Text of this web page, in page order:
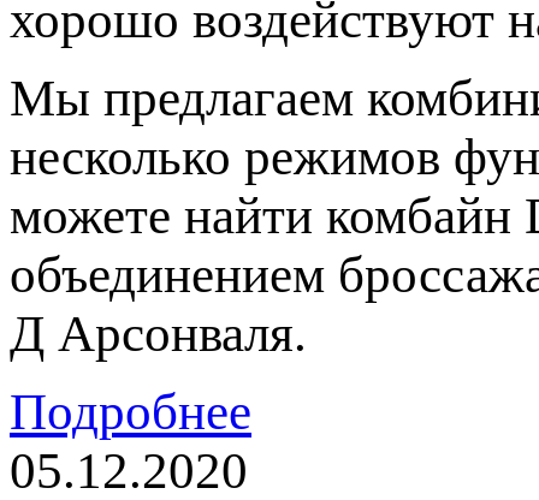
хорошо воздействуют
Мы предлагаем
несколько режимов
можете найти комбайн
объединением
Д Арсонваля.
Подробнее
05.12.2020